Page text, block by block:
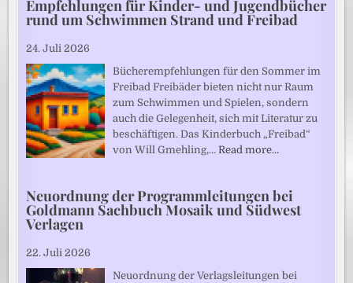
Empfehlungen für Kinder- und Jugendbücher
rund um Schwimmen Strand und Freibad
24. Juli 2026
Bücherempfehlungen für den Sommer im
Freibad Freibäder bieten nicht nur Raum
zum Schwimmen und Spielen, sondern
auch die Gelegenheit, sich mit Literatur zu
beschäftigen. Das Kinderbuch „Freibad“
von Will Gmehling,…Read more…
Neuordnung der Programmleitungen bei
Goldmann Sachbuch Mosaik und Südwest
Verlagen
22. Juli 2026
Neuordnung der Verlagsleitungen bei